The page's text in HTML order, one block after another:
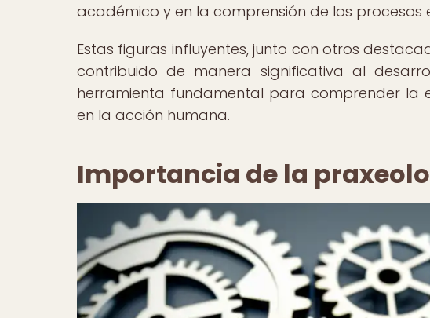
académico y en la comprensión de los procesos
Estas figuras influyentes, junto con otros
contribuido de manera significativa al
herramienta fundamental para comprender la
en la acción humana.
Importancia de la